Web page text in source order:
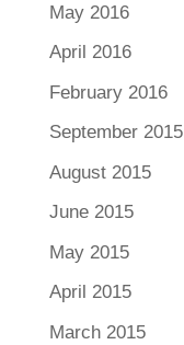
May 2016
April 2016
February 2016
September 2015
August 2015
June 2015
May 2015
April 2015
March 2015